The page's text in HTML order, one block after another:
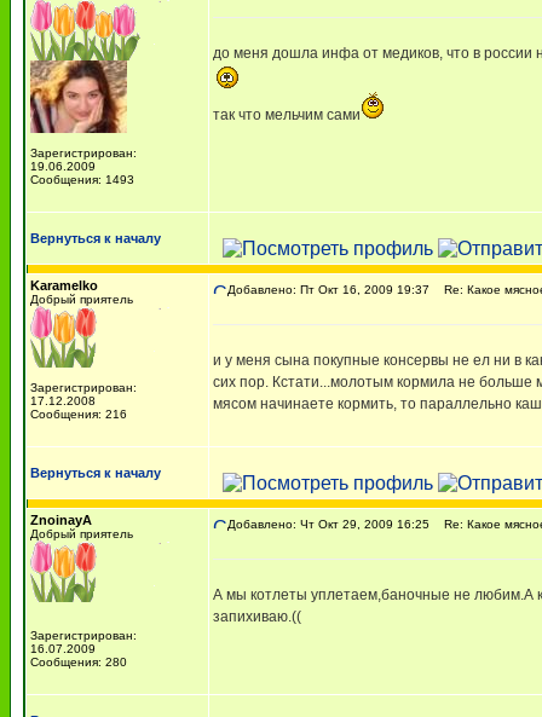
Зарегистрирован:
19.06.2009
Сообщения: 1493
до меня дошла инфа от медиков, что в россии
так что мельчим сами
Вернуться к началу
Karamelko
Добрый приятель
Зарегистрирован:
17.12.2008
Сообщения: 216
Добавлено: Пт Окт 16, 2009 19:37 Re: Какое
и у меня сына покупные консервы не ел ни в
сих пор. Кстати...молотым кормила не больше
мясом начинаете кормить, то параллельно
Вернуться к началу
ZnoinayA
Добрый приятель
Зарегистрирован:
16.07.2009
Сообщения: 280
Добавлено: Чт Окт 29, 2009 16:25 Re: Какое
А мы котлеты уплетаем,баночные не любим.А
запихиваю.((